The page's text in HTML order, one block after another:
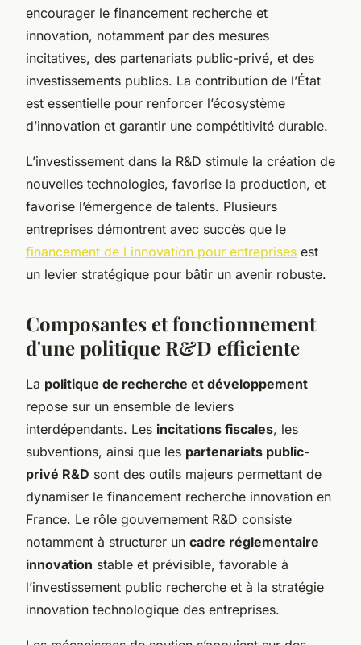
encourager le financement recherche et
innovation, notamment par des mesures
incitatives, des partenariats public-privé, et des
investissements publics. La contribution de l’État
est essentielle pour renforcer l’écosystème
d’innovation et garantir une compétitivité durable.
L’investissement dans la R&D stimule la création de
nouvelles technologies, favorise la production, et
favorise l’émergence de talents. Plusieurs
entreprises démontrent avec succès que le
financement de l innovation pour entreprises est
un levier stratégique pour bâtir un avenir robuste.
Composantes et fonctionnement
d'une politique R&D efficiente
La politique de recherche et développement
repose sur un ensemble de leviers
interdépendants. Les incitations fiscales, les
subventions, ainsi que les partenariats public-
privé R&D sont des outils majeurs permettant de
dynamiser le financement recherche innovation en
France. Le rôle gouvernement R&D consiste
notamment à structurer un cadre réglementaire
innovation stable et prévisible, favorable à
l’investissement public recherche et à la stratégie
innovation technologique des entreprises.